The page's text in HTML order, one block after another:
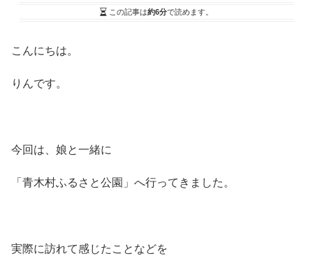
この記事は約6分で読めます。
こんにちは。
りんです。
今回は、娘と一緒に
「青木村ふるさと公園」へ行ってきました。
実際に訪れて感じたことなどを